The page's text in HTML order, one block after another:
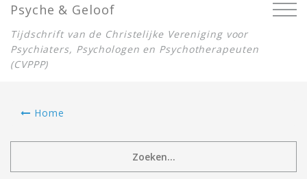
Psyche & Geloof
Tijdschrift van de Christelijke Vereniging voor
Psychiaters, Psychologen en Psychotherapeuten
(CVPPP)
Home